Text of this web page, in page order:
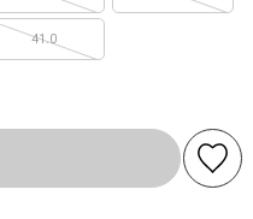
41.0